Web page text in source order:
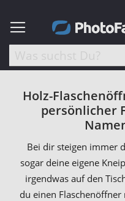
Holz-
persönlicher
Bei dir steigen immer
sogar deine eigene
irgendwas auf den
du einen